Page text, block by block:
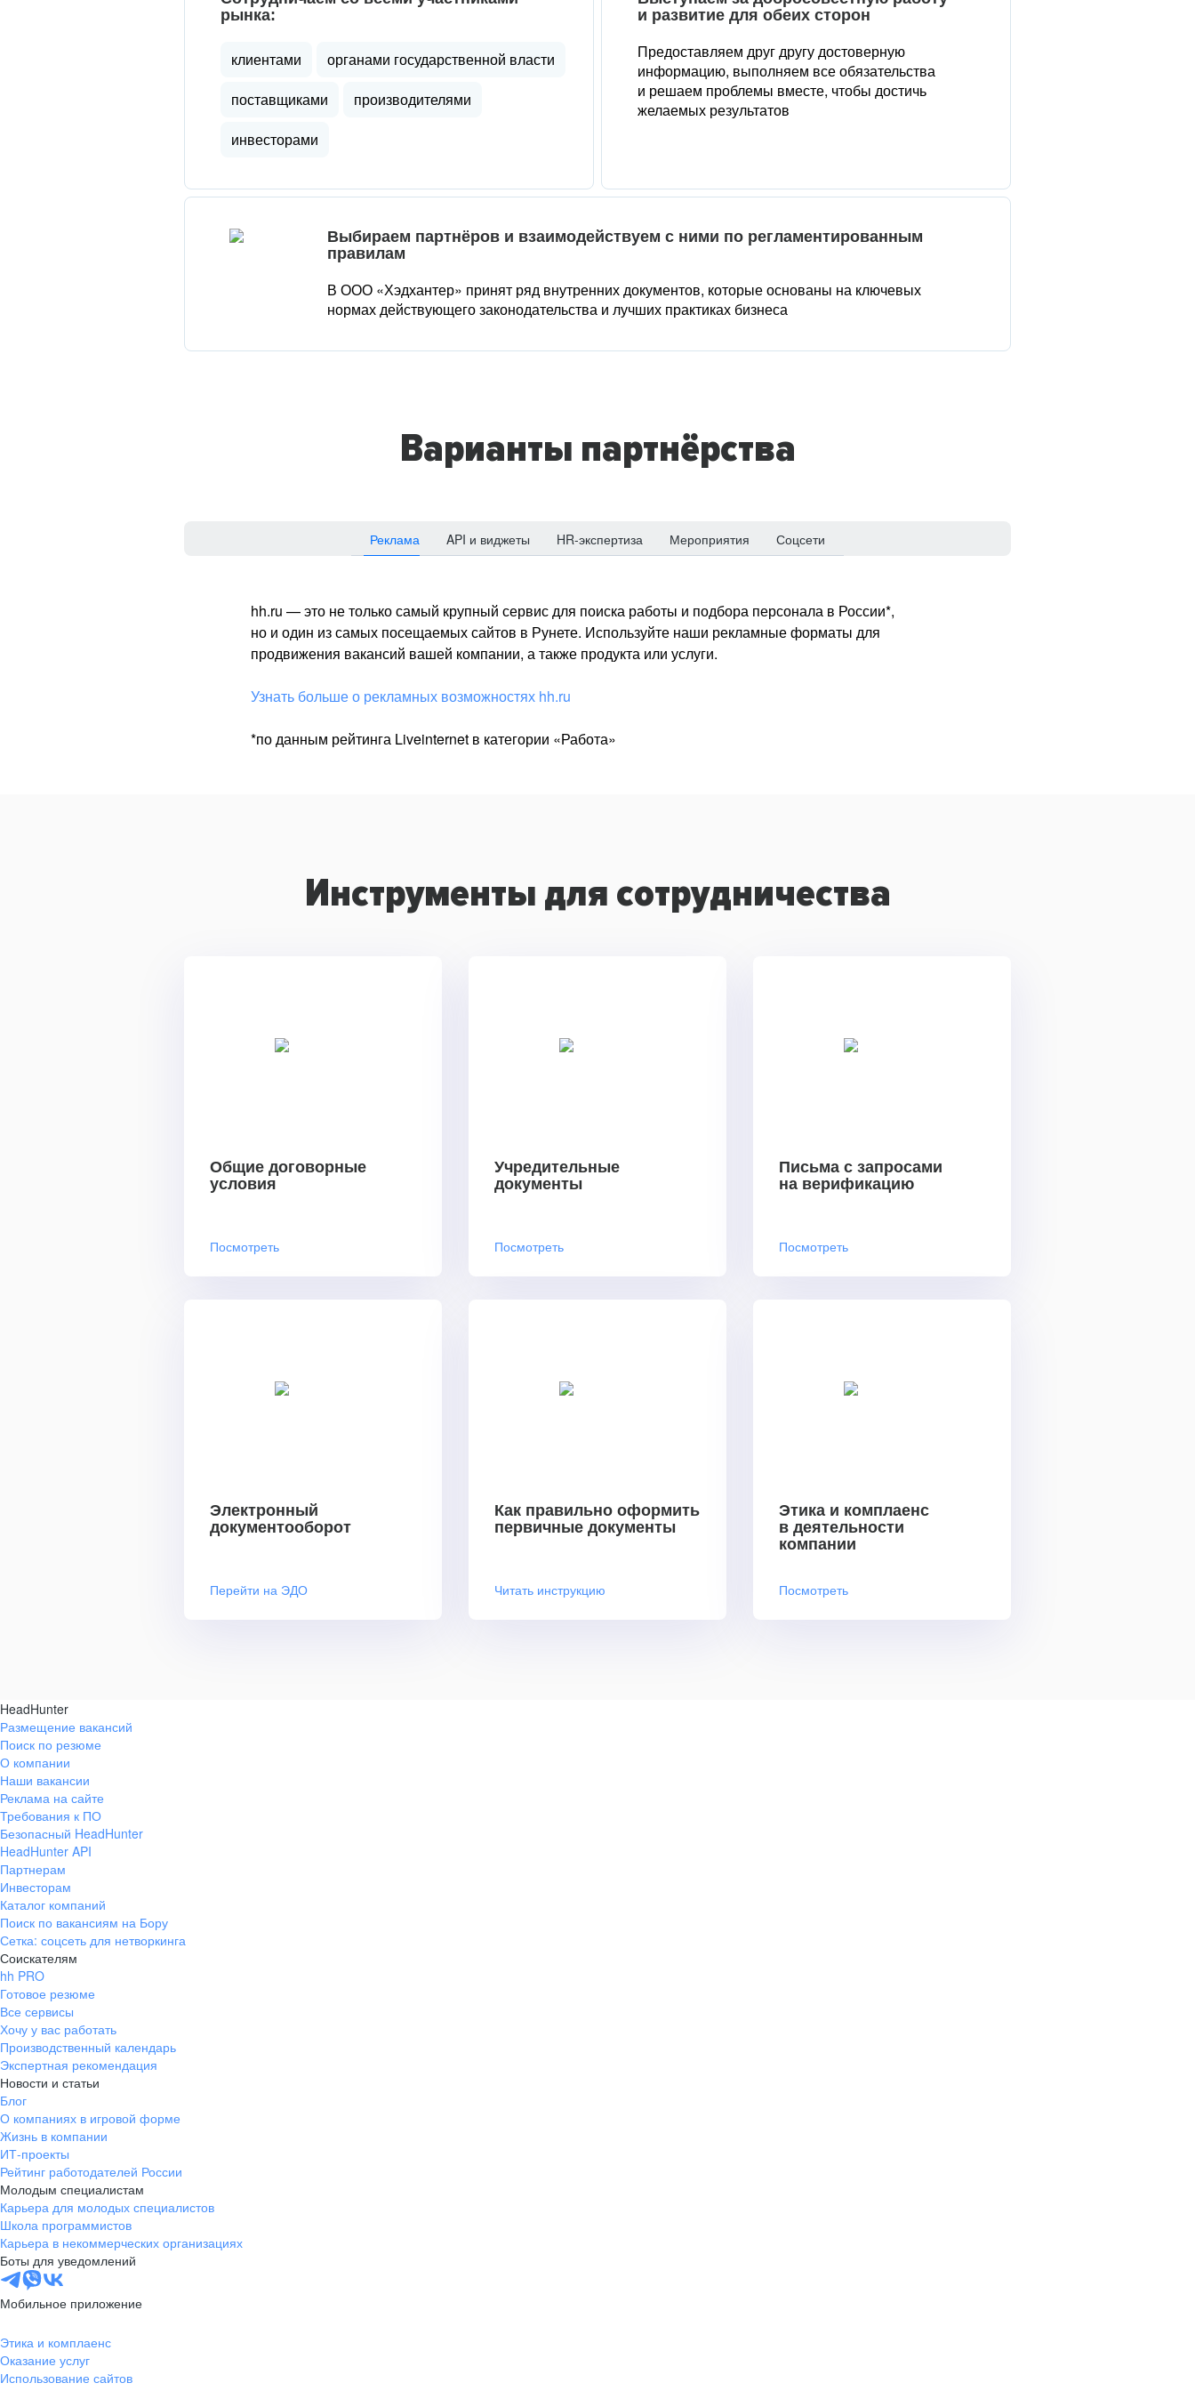
рынка:
клиентами
органами государственной власти
поставщиками
производителями
инвесторами
и развитие для обеих сторон
Предоставляем друг другу достоверную
информацию, выполняем все обязательства
и решаем проблемы вместе, чтобы достичь
желаемых результатов
Выбираем партнёров и взаимодействуем с ними по регламентированным
правилам
В ООО «Хэдхантер» принят ряд внутренних документов, которые основаны на ключевых
нормах действующего законодательства и лучших практиках бизнеса
Варианты партнёрства
Реклама API и виджеты HR-экспертиза Мероприятия Соцсети
hh.ru — это не только самый крупный сервис для поиска работы и подбора персонала в России*,
но и один из самых посещаемых сайтов в Рунете. Используйте наши рекламные форматы для
продвижения вакансий вашей компании, а также продукта или услуги.
Узнать больше о рекламных возможностях hh.ru
*по данным рейтинга Liveinternet в категории «Работа»
Инструменты для сотрудничества
Общие договорные
условия
Посмотреть
Учредительные
документы
Посмотреть
Письма с запросами
на верификацию
Посмотреть
Электронный
документооборот
Перейти на ЭДО
Как правильно оформить
первичные документы
Читать инструкцию
Этика и комплаенс
в деятельности
компании
Посмотреть
HeadHunter
Размещение вакансий
Поиск по резюме
О компании
Наши вакансии
Реклама на сайте
Требования к ПО
Безопасный HeadHunter
HeadHunter API
Партнерам
Инвесторам
Каталог компаний
Поиск по вакансиям на Бору
Сетка: соцсеть для нетворкинга
Соискателям
hh PRO
Готовое резюме
Все сервисы
Хочу у вас работать
Производственный календарь
Экспертная рекомендация
Новости и статьи
Блог
О компаниях в игровой форме
Жизнь в компании
ИТ-проекты
Рейтинг работодателей России
Молодым специалистам
Карьера для молодых специалистов
Школа программистов
Карьера в некоммерческих организациях
Боты для уведомлений
Мобильное приложение
Этика и комплаенс
Оказание услуг
Использование сайтов